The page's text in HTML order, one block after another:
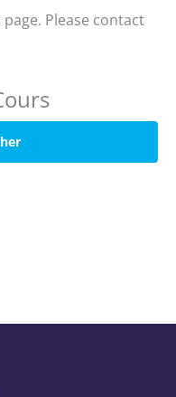
Please contact